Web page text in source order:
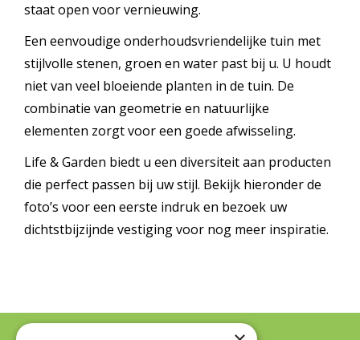
staat open voor vernieuwing.
Een eenvoudige onderhoudsvriendelijke tuin met
stijlvolle stenen, groen en water past bij u. U houdt
niet van veel bloeiende planten in de tuin. De
combinatie van geometrie en natuurlijke
elementen zorgt voor een goede afwisseling.
Life & Garden biedt u een diversiteit aan producten
die perfect passen bij uw stijl. Bekijk hieronder de
foto’s voor een eerste indruk en bezoek uw
dichtstbijzijnde vestiging voor nog meer inspiratie.